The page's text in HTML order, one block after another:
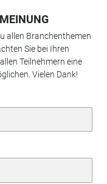
allen Branchenthemen
Sie bei Ihren
Teilnehmern eine
Vielen Dank!